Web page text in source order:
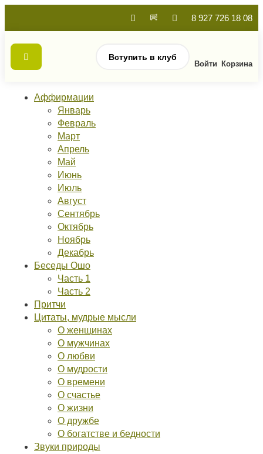
8 927 726 18 08
Вступить в клуб
Войти Корзина
Аффирмации
Январь
Февраль
Март
Апрель
Май
Июнь
Июль
Август
Сентябрь
Октябрь
Ноябрь
Декабрь
Беседы Ошо
Часть 1
Часть 2
Притчи
Цитаты, мудрые мысли
О женщинах
О мужчинах
О любви
О мудрости
О времени
О счастье
О жизни
О дружбе
О богатстве и бедности
Звуки природы